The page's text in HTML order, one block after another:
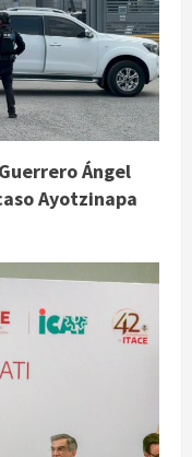
Ángel
Ayotzinapa
intensas,
para este 7
desmiente